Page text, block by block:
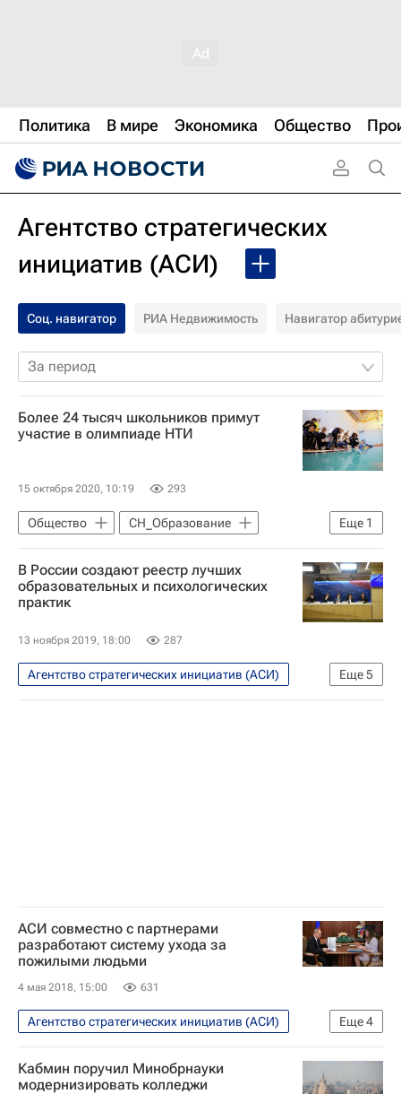
Политика В мире Экономика Общество
Агентство стратегических
инициатив (АСИ)
Соц. навигатор РИА Недвижимость Навигатор
За период
Более 24 тысяч школьников примут
участие в олимпиаде НТИ
15 октября 2020, 10:19 293
Еще 1
Общество
СН_Образование
Социальный навигатор
В России создают реестр лучших
образовательных и психологических
практик
13 ноября 2019, 18:00 287
Еще5
Агентство стратегических инициатив (АСИ)
Общество
СН_Образование
АСИ совместно с партнерами
разработают систему ухода за
пожилыми людьми
4 мая 2018, 15:00 631
Еще4
Агентство стратегических инициатив (АСИ)
Общество
Владимир Путин
Светлана Чупшева
Россия
Кабмин поручил Минобрнауки
модернизировать колледжи